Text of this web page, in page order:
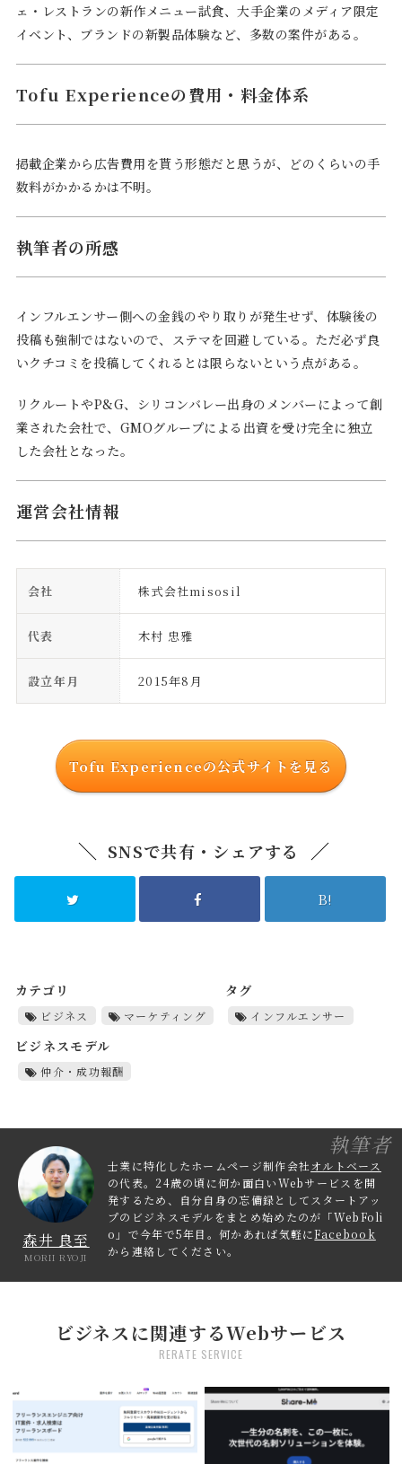
ェ・レストランの新作メニュー試食、大手企業のメディア限定
イベント、ブランドの新製品体験など、多数の案件がある。
Tofu Experienceの費用・料金体系
掲載企業から広告費用を貰う形態だと思うが、どのくらいの手
数料がかかるかは不明。
執筆者の所感
インフルエンサー側への金銭のやり取りが発生せず、体験後の
投稿も強制ではないので、ステマを回避している。ただ必ず良
いクチコミを投稿してくれるとは限らないという点がある。
リクルートやP&G、シリコンバレー出身のメンバーによって創
業された会社で、GMOグループによる出資を受け完全に独立
した会社となった。
運営会社情報
会社 株式会社misosil
代表 木村 忠雅
設立年月 2015年8月
Tofu Experienceの公式サイトを見る
SNSで共有・シェアする
B!
カテゴリ
ビジネス マーケティング
タグ
インフルエンサー
ビジネスモデル
仲介・成功報酬
森井 良至
MORII RYOJI
士業に特化したホームページ制作会社 オルトベース
の代表。24歳の頃に何か面白いWebサービスを開
発するため、自分自身の忘備録としてスタートアッ
プのビジネスモデルをまとめ始めたのが「WebFoli
o」で今年で5年目。何かあれば気軽にFacebook
から連絡してください。
執筆者
ビジネスに関連するWebサービス
RERATE SERVICE